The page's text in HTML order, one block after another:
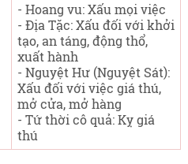
- Hoang vu: Xấu mọi việc
- Địa Tặc: Xấu đối với khởi
tạo, an táng, động thổ,
xuất hành
- Nguyệt Hư (Nguyệt Sát):
Xấu đối với việc giá thú,
mở cửa, mở hàng
- Tứ thời cô quả: Kỵ giá
thú